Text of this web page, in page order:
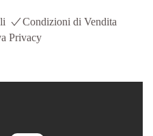
Condizioni di Vendita
Privacy